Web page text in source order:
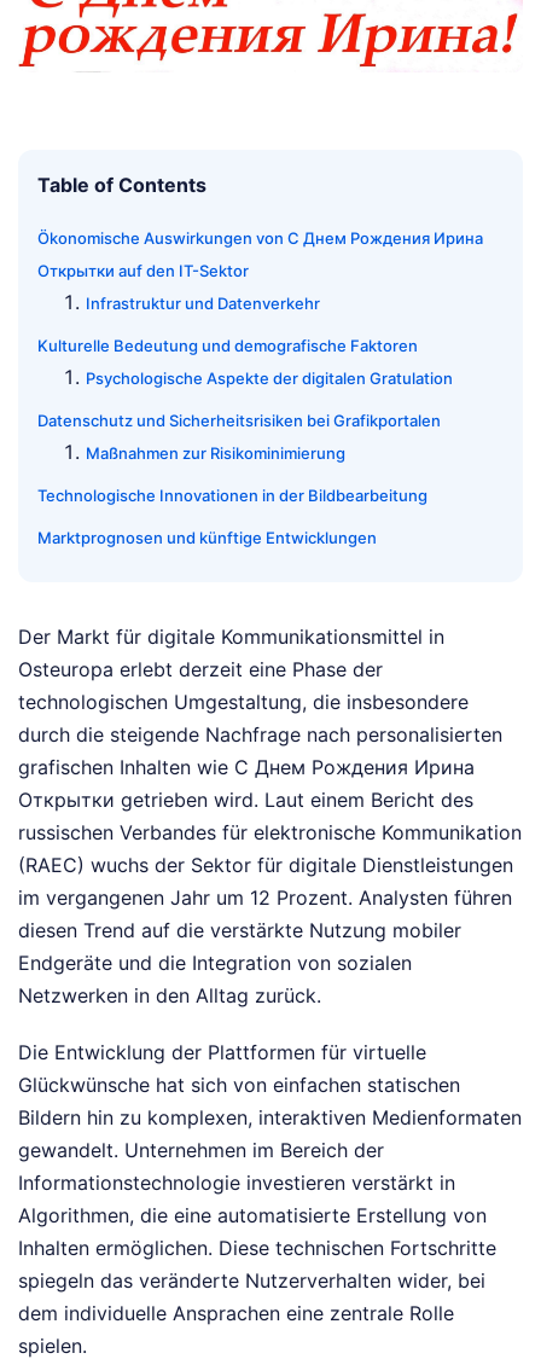
Table of Contents
Ökonomische Auswirkungen von С Днем Рождения Ирина
Открытки auf den IT-Sektor
Infrastruktur und Datenverkehr
Kulturelle Bedeutung und demografische Faktoren
Psychologische Aspekte der digitalen Gratulation
Datenschutz und Sicherheitsrisiken bei Grafikportalen
Maßnahmen zur Risikominimierung
Technologische Innovationen in der Bildbearbeitung
Marktprognosen und künftige Entwicklungen
Der Markt für digitale Kommunikationsmittel in
Osteuropa erlebt derzeit eine Phase der
technologischen Umgestaltung, die insbesondere
durch die steigende Nachfrage nach personalisierten
grafischen Inhalten wie С Днем Рождения Ирина
Открытки getrieben wird. Laut einem Bericht des
russischen Verbandes für elektronische Kommunikation
(RAEC) wuchs der Sektor für digitale Dienstleistungen
im vergangenen Jahr um 12 Prozent. Analysten führen
diesen Trend auf die verstärkte Nutzung mobiler
Endgeräte und die Integration von sozialen
Netzwerken in den Alltag zurück.
Die Entwicklung der Plattformen für virtuelle
Glückwünsche hat sich von einfachen statischen
Bildern hin zu komplexen, interaktiven Medienformaten
gewandelt. Unternehmen im Bereich der
Informationstechnologie investieren verstärkt in
Algorithmen, die eine automatisierte Erstellung von
Inhalten ermöglichen. Diese technischen Fortschritte
spiegeln das veränderte Nutzerverhalten wider, bei
dem individuelle Ansprachen eine zentrale Rolle
spielen.